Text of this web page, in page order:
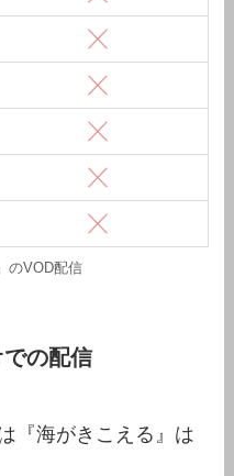
のVOD配信
の配信
『海がきこえる』は